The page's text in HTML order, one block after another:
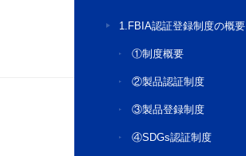
1.FBIA認証登録制度の概要
①制度概要
②製品認証制度
③製品登録制度
④SDGs認証制度